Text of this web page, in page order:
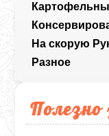
На скорую
Разное
Полезно